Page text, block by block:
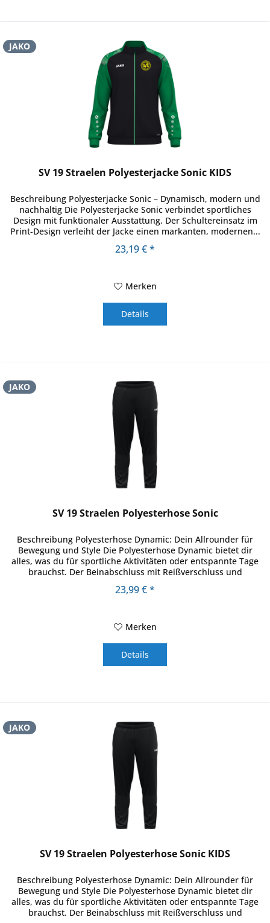
JAKO
SV 19 Straelen Polyesterjacke Sonic KIDS
Beschreibung Polyesterjacke Sonic – Dynamisch, modern und
nachhaltig Die Polyesterjacke Sonic verbindet sportliches
Design mit funktionaler Ausstattung. Der Schultereinsatz im
Print-Design verleiht der Jacke einen markanten, modernen...
23,19 € *
Merken
Details
JAKO
SV 19 Straelen Polyesterhose Sonic
Beschreibung Polyesterhose Dynamic: Dein Allrounder für
Bewegung und Style Die Polyesterhose Dynamic bietet dir
alles, was du für sportliche Aktivitäten oder entspannte Tage
brauchst. Der Beinabschluss mit Reißverschluss und
23,99 € *
Merken
Details
JAKO
SV 19 Straelen Polyesterhose Sonic KIDS
Beschreibung Polyesterhose Dynamic: Dein Allrounder für
Bewegung und Style Die Polyesterhose Dynamic bietet dir
alles, was du für sportliche Aktivitäten oder entspannte Tage
brauchst. Der Beinabschluss mit Reißverschluss und